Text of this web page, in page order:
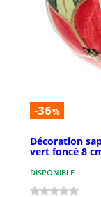
-36%
Décoration
vert foncé 8
DISPONIBLE